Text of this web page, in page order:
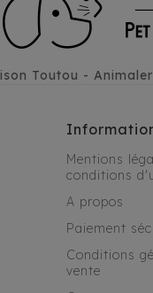
Toutou -
Mentions
conditions
A propos
Paiement
Conditions
vente